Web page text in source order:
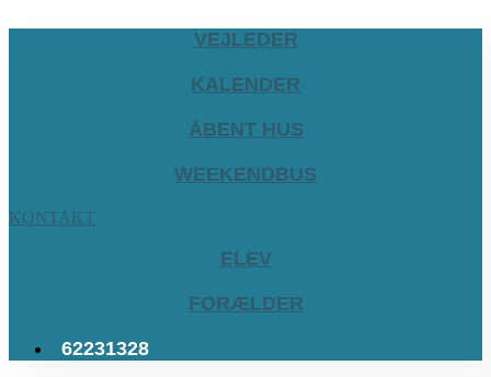
VEJLEDER
KALENDER
ÅBENT HUS
WEEKENDBUS
KONTAKT
ELEV
FORÆLDER
62231328